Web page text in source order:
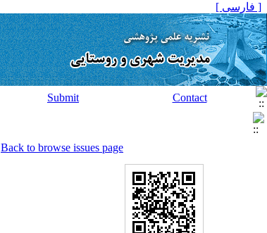
[ فارسی ]
Submit Contact
Back to browse issues page